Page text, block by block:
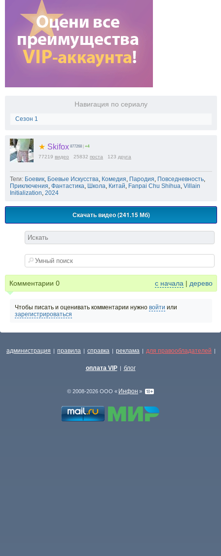
Навигация по сериалу
Сезон 1
★ Skifox 877268 +4
77219 видео 25832 поста 123 друга
Теги: Боевик, Боевые Искусства, Комедия, Пародия, Повседневность,
Приключения, Фантастика, Школа, Китай, Fanpai Chu Shihua, Villain
Initialization, 2024
Скачать видео (241.15 Мб)
Комментарии 0 с начала | дерево
Чтобы писать и оценивать комментарии нужно войти или
зарегистрироваться
администрация | правила | справка | реклама | для правообладателей |
оплата VIP | блог
© 2008-2026 ООО « Инфон »